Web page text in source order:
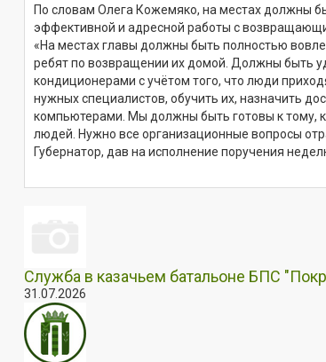
По словам Олега Кожемяко, на местах должны
эффективной и адресной работы с
«На местах главы должны быть полностью
ребят по возвращении их домой. Должны быть
кондиционерами с учётом того, что люди
нужных специалистов, обучить их, назначить
компьютерами. Мы должны быть готовы к тому,
людей. Нужно все организационные вопросы
Губернатор, дав на исполнение поручения
Служба в казачьем батальоне БПС
31.07.2026